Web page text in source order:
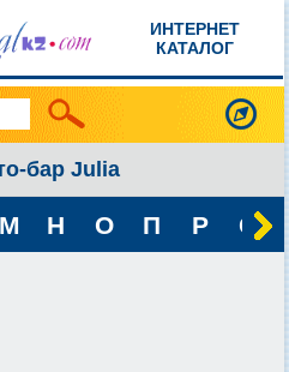
ИНТЕРНЕТ
КАТАЛОГ
бар Julia
М Н О П Р С